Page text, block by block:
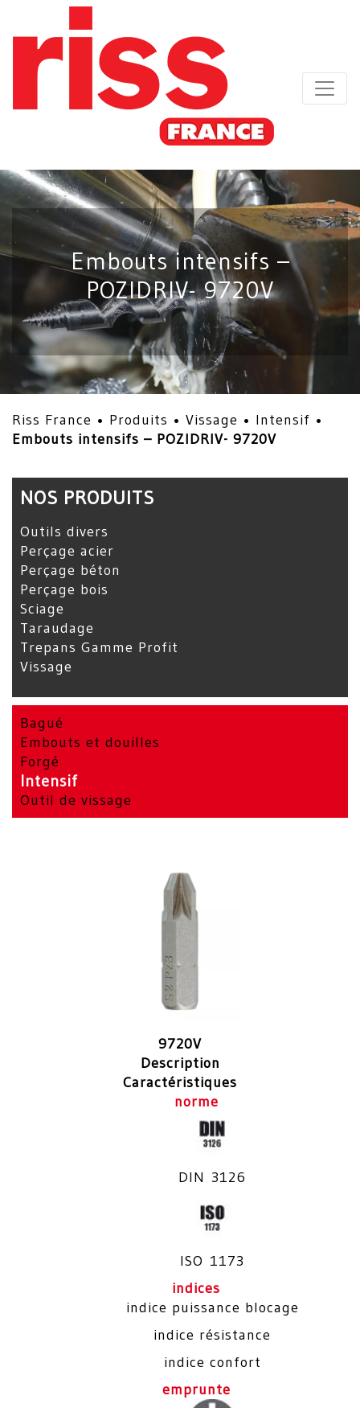
Embouts intensifs –
POZIDRIV- 9720V
Riss France • Produits • Vissage • Intensif •
Embouts intensifs – POZIDRIV- 9720V
NOS PRODUITS
Outils divers
Perçage acier
Perçage béton
Perçage bois
Sciage
Taraudage
Trepans Gamme Profit
Vissage
Bagué
Embouts et douilles
Forgé
Intensif
Outil de vissage
9720V
Description
Caractéristiques
norme
DIN 3126
ISO 1173
indices
indice puissance blocage
indice résistance
indice confort
emprunte